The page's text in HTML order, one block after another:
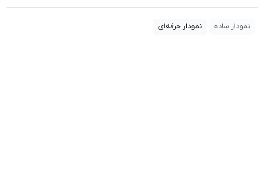
نمودار ساده نمودار حرفه‌ای